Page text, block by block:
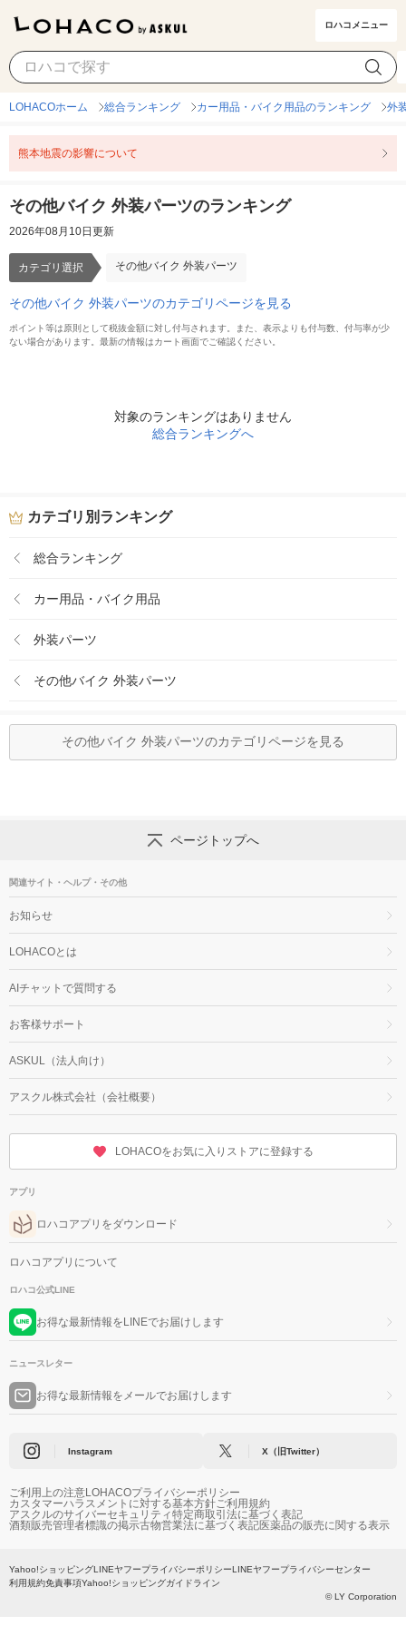
ロハコメニュー
その他バイク 外装パーツ カテゴリ選択
LOHACOホーム 総合ランキング カー用品・バイク用品のランキング 外
熊本地震の影響について
その他バイク 外装パーツのランキング
2026年08月10日更新
カテゴリ選択 その他バイク 外装パーツ
その他バイク 外装パーツのカテゴリページを見る
ポイント等は原則として税抜金額に対し付与されます。また、表示よりも付与数、付与率が少
ない場合があります。最新の情報はカート画面でご確認ください。
対象のランキングはありません
総合ランキングへ
カテゴリ別ランキング
総合ランキング
カー用品・バイク用品
外装パーツ
その他バイク 外装パーツ
その他バイク 外装パーツのカテゴリページを見る
ページトップへ
関連サイト・ヘルプ・その他
お知らせ
LOHACOとは
AIチャットで質問する
お客様サポート
ASKUL（法人向け）
アスクル株式会社（会社概要）
LOHACOをお気に入りストアに登録する
アプリ
ロハコアプリをダウンロード
ロハコアプリについて
ロハコ公式LINE
お得な最新情報をLINEでお届けします
ニュースレター
お得な最新情報をメールでお届けします
Instagram X（旧Twitter）
ご利用上の注意LOHACOプライバシーポリシー
カスタマーハラスメントに対する基本方針ご利用規約
アスクルのサイバーセキュリティ特定商取引法に基づく表記
酒類販売管理者標識の掲示古物営業法に基づく表記医薬品の販売に関する表示
Yahoo!ショッピングLINEヤフープライバシーポリシーLINEヤフープライバシーセンター
利用規約免責事項Yahoo!ショッピングガイドライン
© LY Corporation